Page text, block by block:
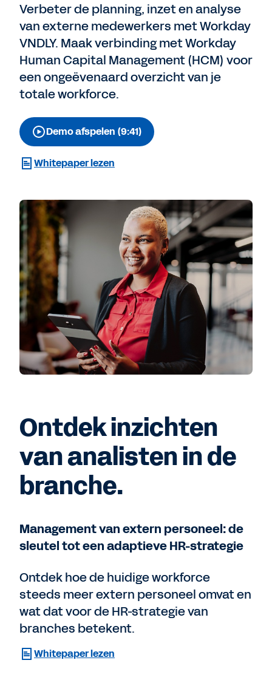
Verbeter de planning, inzet en analyse
van externe medewerkers met Workday
VNDLY. Maak verbinding met Workday
Human Capital Management (HCM) voor
een ongeëvenaard overzicht van je
totale workforce.
Demo afspelen (9:41)
Whitepaper lezen
Ontdek inzichten
van analisten in de
branche.
Management van extern personeel: de
sleutel tot een adaptieve HR-strategie
Ontdek hoe de huidige workforce
steeds meer extern personeel omvat en
wat dat voor de HR-strategie van
branches betekent.
Whitepaper lezen